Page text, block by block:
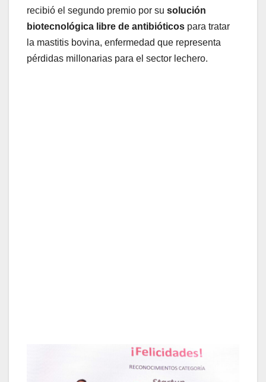
recibió el segundo premio por su solución
biotecnológica libre de antibióticos para tratar
la mastitis bovina, enfermedad que representa
pérdidas millonarias para el sector lechero.